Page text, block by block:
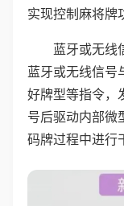
实现控制麻将牌
蓝牙或无线
蓝牙或无线信号
好牌型等指令，
号后驱动内部微
码牌过程中进行